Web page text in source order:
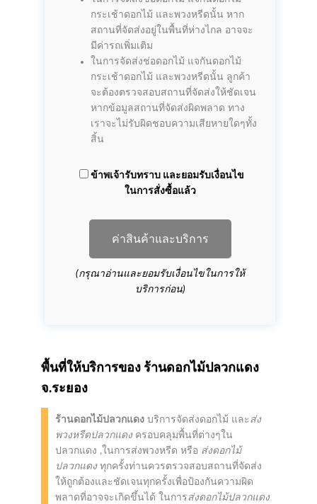
กระเช้าดอกไม้ และพวงหรีดนั้น หาก
สถานที่จัดส่งอยู่ในพื้นที่ห่างไกล อาจจะ
มีค่ารถเพิ่มเติม
ในการจัดส่งช่อดอกไม้ แจกันดอกไม้
กระเช้าดอกไม้ และพวงหรีดนั้น ลูกค้า
จะต้องตรวจสอบสถานที่จัดส่งให้ชัดเจน
หากข้อมูลสถานที่จัดส่งผิดพลาด ทาง
เราจะไม่รับผิดชอบความเสียหายใดๆทั้ง
สิ้น
ข้าพเจ้ารับทราบ และยอมรับเงื่อนไข
ในการสั่งซื้อแล้ว
ค่าสินค้าและบริการ
(กรุณาอ่านและยอมรับเงื่อนไขในการให้
บริการก่อน)
พื้นที่ให้บริการของ ร้านดอกไม้ปลวกแดง
จ.ระยอง
ร้านดอกไม้ปลวกแดง บริการจัดส่งดอกไม้ และ ส่ง
พวงหรีดปลวกแดงครอบคลุมพื้นที่ต่างๆใน
ปลวกแดง ,ในการส่งพวงหรีด หรือ ส่งดอกไม้
ปลวกแดงทุกครั้งท่านควรตรวจสอบสถานที่จัดส่ง
ให้ถูกต้องและชัดเจนทุกครั้งเพื่อป้องกันความผิด
พลาดที่อาจจะเกิดขึ้นได้ ในการส่งดอกไม้ปลวกแดง